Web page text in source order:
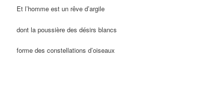
Et l’homme est un rêve d’argile
dont la poussière des désirs blancs
forme des constellations d’oiseaux